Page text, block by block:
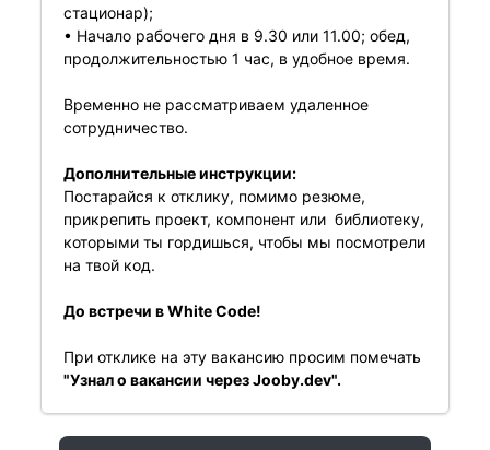
стационар);
• ️Начало рабочего дня в 9.30 или 11.00; обед,
продолжительностью 1 час, в удобное время.
Временно не рассматриваем удаленное
сотрудничество.
Дополнительные инструкции:
Постарайся к отклику, помимо резюме,
прикрепить проект, компонент или библиотеку,
которыми ты гордишься, чтобы мы посмотрели
на твой код.
До встречи в White Code!
При отклике на эту вакансию просим помечать
"Узнал о вакансии через Jooby.dev".